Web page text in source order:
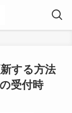
する方法
受付時